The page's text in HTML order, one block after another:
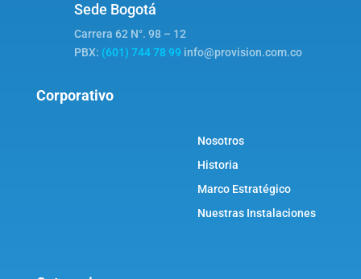
Sede Bogotá
Carrera 62 N°. 98 – 12
PBX: (601) 744 78 99 info@provision.com.co
Corporativo
Nosotros
Historia
Marco Estratégico
Nuestras Instalaciones